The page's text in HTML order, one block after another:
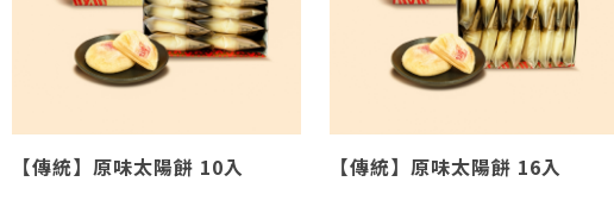
【傳統】原味太陽餅 10入 【傳統】原味太陽餅 16入